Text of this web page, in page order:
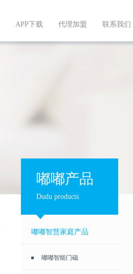
APP下载 代理加盟 联系我们
嘟嘟产品
Dudu products
嘟嘟智慧家庭产品
嘟嘟智能门磁